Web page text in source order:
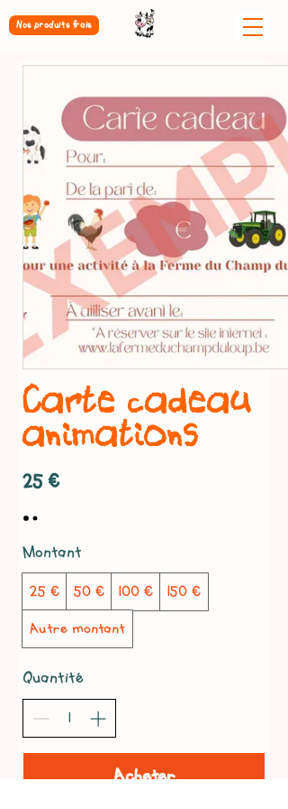
Nos produits frais
Carte cadeau
animations
25 €
Montant
25 € 50 € 100 €
150 €
Autre montant
Quantité
Acheter